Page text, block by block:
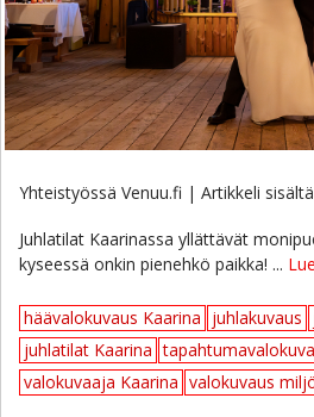
Yhteistyössä Venuu.fi | Artikkeli
Juhlatilat Kaarinassa yllättävät
kyseessä onkin pienehkö paikka! ...
häävalokuvaus Kaarina juhlakuvaus
juhlatilat Kaarina
valokuvaaja Kaarina valokuvaus